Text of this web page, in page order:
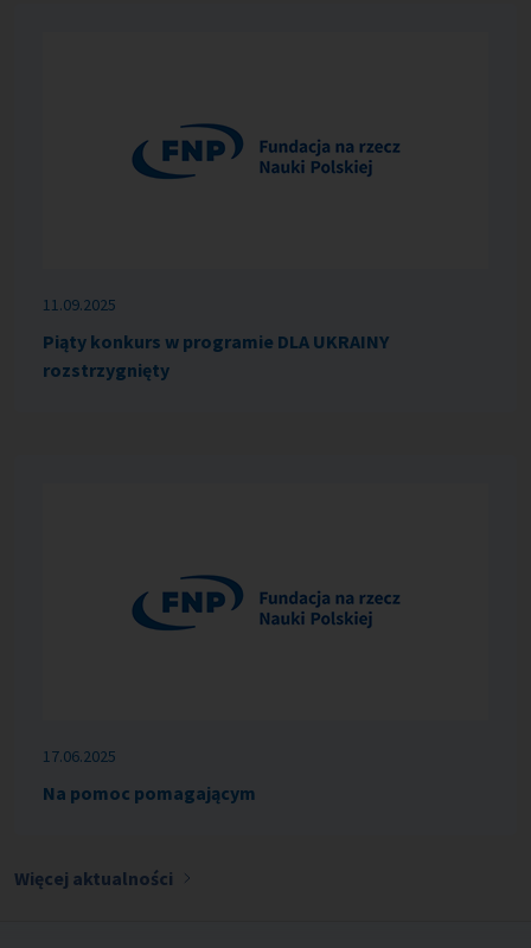
11.09.2025
Piąty konkurs w programie DLA UKRAINY
rozstrzygnięty
17.06.2025
Na pomoc pomagającym
Więcej aktualności